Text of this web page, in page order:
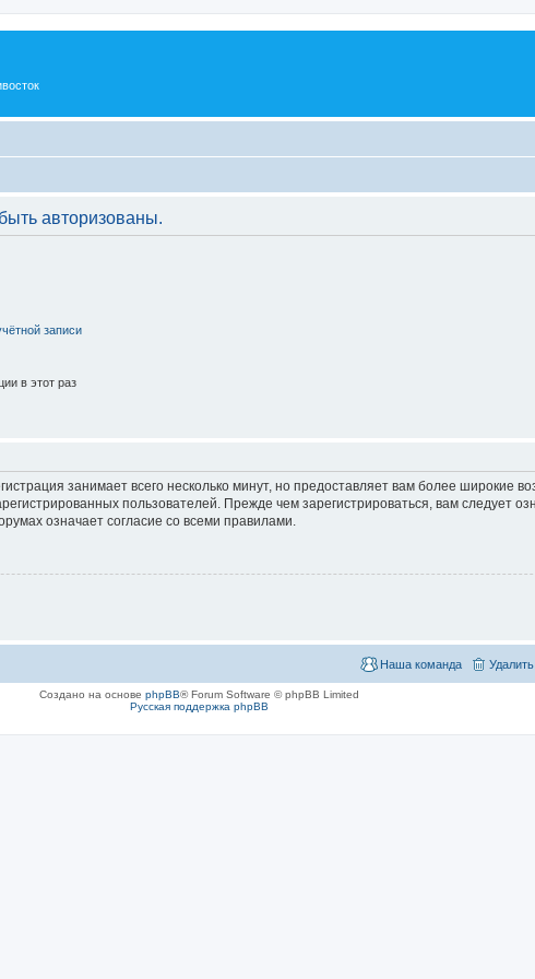
авторизованы.
записи
в этот раз
занимает всего несколько минут, но предоставляет вам более широкие
пользователей. Прежде чем зарегистрироваться, вам следует
означает согласие со всеми правилами.
Наша команда
Создано на основе phpBB® Forum Software © phpBB Limited
Русская поддержка phpBB